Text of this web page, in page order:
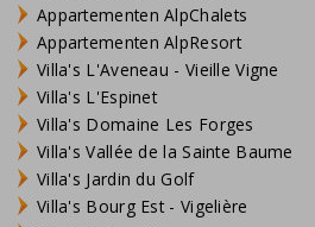
Appartementen AlpChalets
Appartementen AlpResort
Villa's L'Aveneau - Vieille Vigne
Villa's L'Espinet
Villa's Domaine Les Forges
Villa's Vallée de la Sainte Baume
Villa's Jardin du Golf
Villa's Bourg Est - Vigelière